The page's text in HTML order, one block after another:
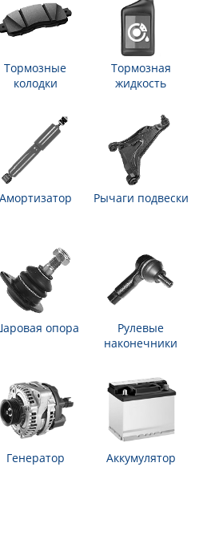
Тормозные
колодки
Тормозная
жидкость
Амортизатор Рычаги подвески
опора
Рулевые
наконечники
Генератор Аккумулятор